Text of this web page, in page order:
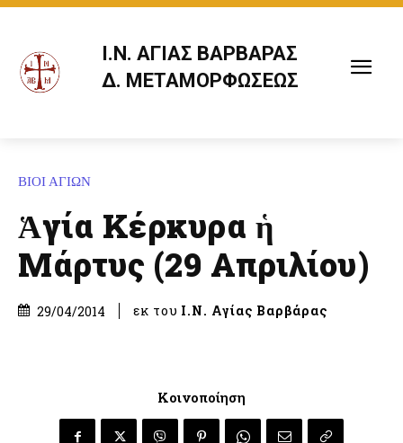
Ι.Ν. ΑΓΙΑΣ ΒΑΡΒΑΡΑΣ
Δ. ΜΕΤΑΜΟΡΦΩΣΕΩΣ
ΒΙΟΙ ΑΓΙΩΝ
Ἁγία Κέρκυρα ἡ
Μάρτυς (29 Απριλίου)
29/04/2014 εκ του Ι.Ν. Αγίας Βαρβάρας
Κοινοποίηση